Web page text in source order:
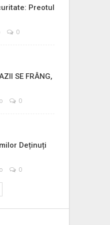
Preotul
0
SE FRÂNG,
0
Deținuți
0